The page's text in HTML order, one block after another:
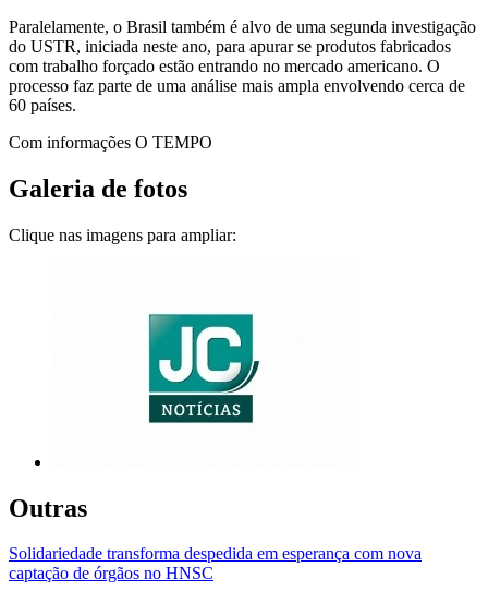
Paralelamente, o Brasil também é alvo de uma segunda investigação
do USTR, iniciada neste ano, para apurar se produtos fabricados
com trabalho forçado estão entrando no mercado americano. O
processo faz parte de uma análise mais ampla envolvendo cerca de
60 países.
Com informações O TEMPO
Galeria de fotos
Clique nas imagens para ampliar:
Outras
Solidariedade transforma despedida em esperança com nova
captação de órgãos no HNSC